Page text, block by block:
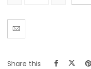
Share this